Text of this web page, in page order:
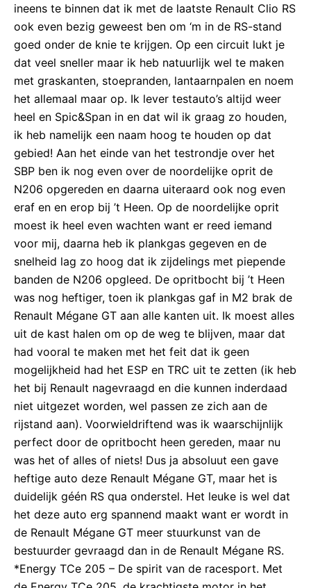
ineens te binnen dat ik met de laatste Renault Clio RS
ook even bezig geweest ben om ‘m in de RS-stand
goed onder de knie te krijgen. Op een circuit lukt je
dat veel sneller maar ik heb natuurlijk wel te maken
met graskanten, stoepranden, lantaarnpalen en noem
het allemaal maar op. Ik lever testauto’s altijd weer
heel en Spic&Span in en dat wil ik graag zo houden,
ik heb namelijk een naam hoog te houden op dat
gebied! Aan het einde van het testrondje over het
SBP ben ik nog even over de noordelijke oprit de
N206 opgereden en daarna uiteraard ook nog even
eraf en en erop bij ’t Heen. Op de noordelijke oprit
moest ik heel even wachten want er reed iemand
voor mij, daarna heb ik plankgas gegeven en de
snelheid lag zo hoog dat ik zijdelings met piepende
banden de N206 opgleed. De opritbocht bij ’t Heen
was nog heftiger, toen ik plankgas gaf in M2 brak de
Renault Mégane GT aan alle kanten uit. Ik moest alles
uit de kast halen om op de weg te blijven, maar dat
had vooral te maken met het feit dat ik geen
mogelijkheid had het ESP en TRC uit te zetten (ik heb
het bij Renault nagevraagd en die kunnen inderdaad
niet uitgezet worden, wel passen ze zich aan de
rijstand aan). Voorwieldriftend was ik waarschijnlijk
perfect door de opritbocht heen gereden, maar nu
was het of alles of niets! Dus ja absoluut een gave
heftige auto deze Renault Mégane GT, maar het is
duidelijk géén RS qua onderstel. Het leuke is wel dat
het deze auto erg spannend maakt want er wordt in
de Renault Mégane GT meer stuurkunst van de
bestuurder gevraagd dan in de Renault Mégane RS.
*Energy TCe 205 – De spirit van de racesport. Met